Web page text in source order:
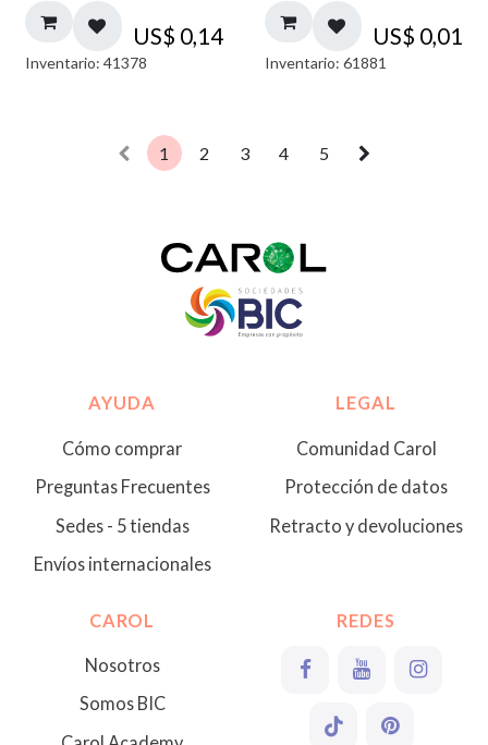
US$ 0,14
Inventario: 41378
US$ 0,01
Inventario: 61881
1 2 3 4 5
AYUDA
Cómo comprar
Preguntas Frecuentes
Sedes - 5 tiendas
Envíos internacionales
LEGAL
Comunidad Carol
Protección de datos
Retracto y devoluciones
CAROL
Nosotros
Somos BIC
REDES